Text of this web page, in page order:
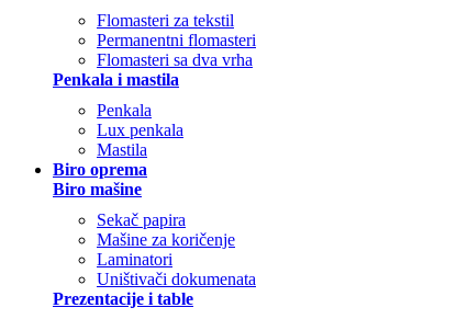
Flomasteri za tekstil
Permanentni flomasteri
Flomasteri sa dva vrha
Penkala i mastila
Penkala
Lux penkala
Mastila
Biro oprema
Biro mašine
Sekač papira
Mašine za koričenje
Laminatori
Uništivači dokumenata
Prezentacije i table